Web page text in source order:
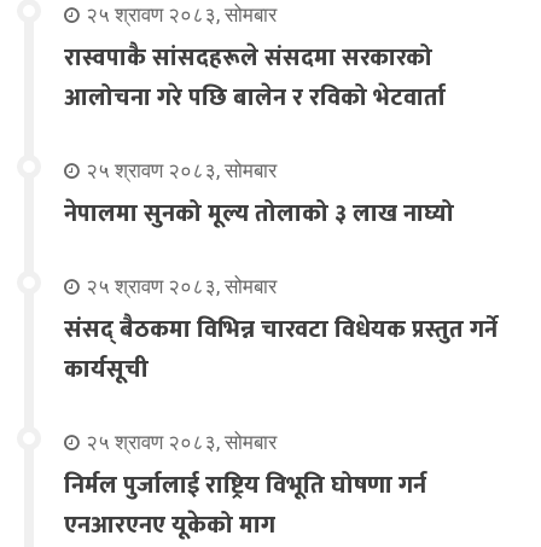
२५ श्रावण २०८३, सोमबार
रास्वपाकै सांसदहरूले संसदमा सरकारको
आलोचना गरे पछि बालेन र रविको भेटवार्ता
२५ श्रावण २०८३, सोमबार
नेपालमा सुनको मूल्य तोलाको ३ लाख नाघ्यो
२५ श्रावण २०८३, सोमबार
संसद् बैठकमा विभिन्न चारवटा विधेयक प्रस्तुत गर्ने
कार्यसूची
२५ श्रावण २०८३, सोमबार
निर्मल पुर्जालाई राष्ट्रिय विभूति घोषणा गर्न
एनआरएनए यूकेको माग